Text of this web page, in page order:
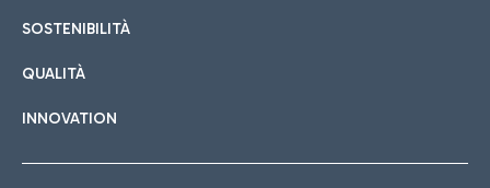
SOSTENIBILITÀ
QUALITÀ
INNOVATION